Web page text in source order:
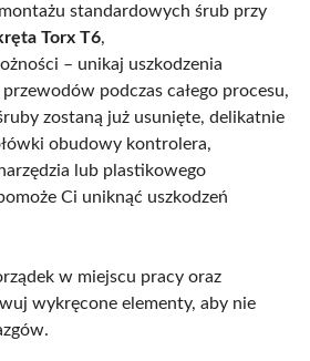
standardowych śrub przy
Torx T6,
– unikaj uszkodzenia
podczas całego procesu,
zostaną już usunięte, delikatnie
obudowy kontrolera,
lub plastikowego
Ci uniknąć uszkodzeń
w miejscu pracy oraz
wykręcone elementy, aby nie